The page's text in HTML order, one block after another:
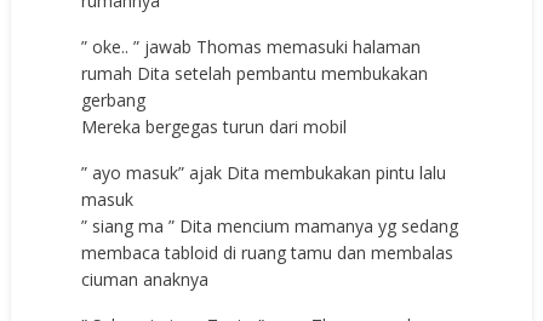
” oke.. ” jawab Thomas memasuki halaman
rumah Dita setelah pembantu membukakan
gerbang
Mereka bergegas turun dari mobil
” ayo masuk” ajak Dita membukakan pintu lalu
masuk
” siang ma ” Dita mencium mamanya yg sedang
membaca tabloid di ruang tamu dan membalas
ciuman anaknya